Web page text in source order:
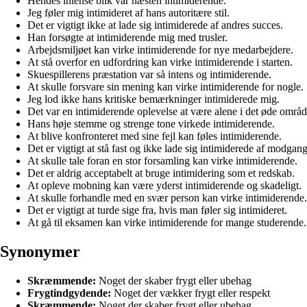
Jeg føler mig intimideret af hans autoritære stil.
Det er vigtigt ikke at lade sig intimiderede af andres succes.
Han forsøgte at intimiderende mig med trusler.
Arbejdsmiljøet kan virke intimiderende for nye medarbejdere.
At stå overfor en udfordring kan virke intimiderende i starten.
Skuespillerens præstation var så intens og intimiderende.
At skulle forsvare sin mening kan virke intimiderende for nogle.
Jeg lod ikke hans kritiske bemærkninger intimiderede mig.
Det var en intimiderende oplevelse at være alene i det øde
Hans høje stemme og strenge tone virkede intimiderende.
At blive konfronteret med sine fejl kan føles intimiderende.
Det er vigtigt at stå fast og ikke lade sig intimiderede af
At skulle tale foran en stor forsamling kan virke intimiderende.
Det er aldrig acceptabelt at bruge intimidering som et redskab.
At opleve mobning kan være yderst intimiderende og skadeligt.
At skulle forhandle med en svær person kan virke intimiderende.
Det er vigtigt at turde sige fra, hvis man føler sig intimideret.
At gå til eksamen kan virke intimiderende for mange studerende.
Synonymer
Skræmmende: Noget der skaber frygt eller ubehag
Frygtindgydende: Noget der vækker frygt eller respekt